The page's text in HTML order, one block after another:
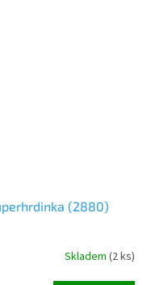
(2880)
Skladem (2 ks)